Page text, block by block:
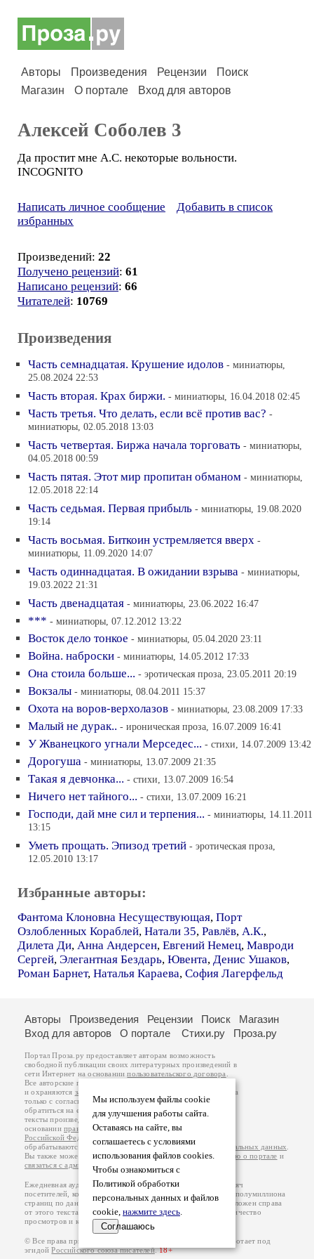
Авторы Произведения Рецензии
Поиск
Магазин
О портале Вход для авторов
Алексей Соболев 3
Да простит мне А.С. некоторые вольности.
INCOGNITO
Написать личное сообщение
Добавить в список
избранных
Произведений: 22
Получено рецензий: 61
Написано рецензий: 66
Читателей: 10769
Произведения
Часть семнадцатая. Крушение идолов - миниатюры,
25.08.2024 22:53
Часть вторая. Крах биржи. - миниатюры, 16.04.2018 02:45
Часть третья. Что делать, если всё против вас? -
миниатюры, 02.05.2018 13:03
Часть четвертая. Биржа начала торговать - миниатюры,
04.05.2018 00:59
Часть пятая. Этот мир пропитан обманом - миниатюры,
12.05.2018 22:14
Часть седьмая. Первая прибыль - миниатюры, 19.08.2020
19:14
Часть восьмая. Биткоин устремляется вверх -
миниатюры, 11.09.2020 14:07
Часть одиннадцатая. В ожидании взрыва - миниатюры,
19.03.2022 21:31
Часть двенадцатая - миниатюры, 23.06.2022 16:47
*** - миниатюры, 07.12.2012 13:22
Восток дело тонкое - миниатюры, 05.04.2020 23:11
Война. наброски - миниатюры, 14.05.2012 17:33
Она стоила больше... - эротическая проза, 23.05.2011 20:19
Вокзалы - миниатюры, 08.04.2011 15:37
Охота на воров-верхолазов - миниатюры, 23.08.2009 17:33
Mалый не дурак.. - ироническая проза, 16.07.2009 16:41
У Жванецкого угнали Мерседес... - стихи, 14.07.2009 13:42
Дорогуша - миниатюры, 13.07.2009 21:35
Такая я девчонка... - стихи, 13.07.2009 16:54
Ничего нет тайного... - стихи, 13.07.2009 16:21
Господи, дай мне сил и терпения... - миниатюры, 14.11.2011
13:15
Уметь прощать. Эпизод третий - эротическая проза,
12.05.2010 13:17
Избранные авторы:
Фантома Клоновна Несуществующая, Порт
Озлобленных Кораблей, Натали 35, Равлёв, А.К.,
Дилета Ди, Анна Андерсен, Евгений Немец, Мавроди
Сергей, Элегантная Бездарь, Ювента, Денис Ушаков,
Роман Барнет, Наталья Караева, София Лагерфельд
Мы используем файлы cookie
для улучшения работы сайта.
Оставаясь на сайте, вы
соглашаетесь с условиями
использования файлов cookies.
Чтобы ознакомиться с
Политикой обработки
персональных данных и файлов
cookie, нажмите здесь.
Соглашаюсь
Авторы Произведения Рецензии Поиск
Магазин
Вход для авторов
О портале Стихи.ру Проза.ру
Портал Проза.ру предоставляет авторам возможность
свободной публикации своих литературных произведений в
сети Интернет на основаниипользовательского договора
Все авторские права на произведения принадлежат авторам
и охраняются законом
. Перепечатка произведений возможна
только с согласия его автора, к которому вы можете
обратиться на его авторской странице. Ответственность за
тексты произведений авторы несут самостоятельно на
основанииправил публикацииизаконодательства
Российской Федерации
обрабатываются на основанииПолитики обработки персональных данных
Вы также можете посмотреть более подробнуюинформацию о портале и
связаться с администрацией
Ежедневная аудитория портала Проза.ру – порядка 100 тысяч
посетителей, которые в общей сумме просматривают более полумиллиона
страниц по данным счетчика посещаемости, который расположен справа
от этого текста. В каждой графе указано по две цифры: количество
просмотров и количество посетителей.
© Все права принадлежат авторам, 2000-2026. Портал работает под
эгидойРоссийского союза писателей.18+